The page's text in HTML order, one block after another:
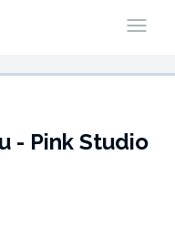
- Pink Studio